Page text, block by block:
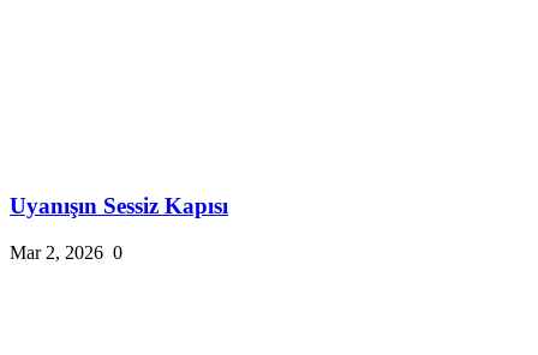
Uyanışın Sessiz Kapısı
Mar 2, 2026 0